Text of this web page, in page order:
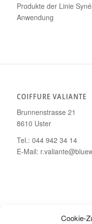
Cookie-
Produkte der Linie
Anwendung
COIFFURE VALIANTE
Brunnenstrasse 21
8610 Uster
Tel.: 044 942 34 14
E-Mail: